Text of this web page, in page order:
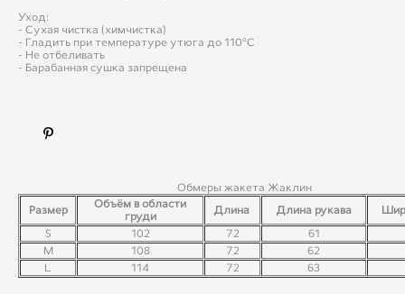
Уход:
​- Сухая чистка (химчистка)
- Гладить при температуре утюга до 110°C
- Не отбеливать
- Барабанная сушка запрещена
Обмеры жакета Жаклин
Размер
Объём в области
груди
Длина Длина рукава
S
102 72
61
M
108 72
62
L
114 72 63